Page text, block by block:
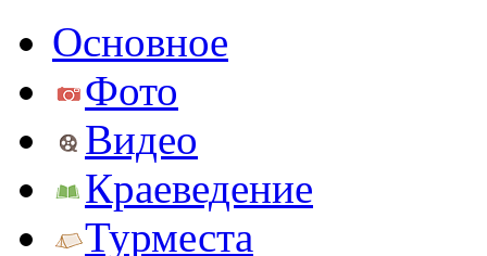
Основное
Фото
Видео
Краеведение
Турместа